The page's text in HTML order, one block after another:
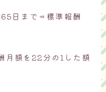
日まで⇒標準報酬
月額を22分の1した額